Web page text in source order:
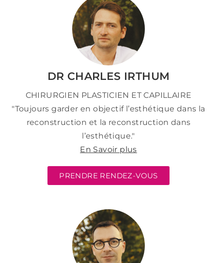
DR CHARLES IRTHUM
CHIRURGIEN PLASTICIEN ET CAPILLAIRE
"Toujours garder en objectif l’esthétique dans la
reconstruction et la reconstruction dans
l’esthétique."
En Savoir plus
PRENDRE RENDEZ-VOUS